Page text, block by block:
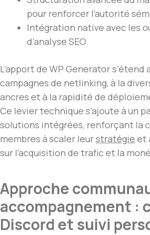
pour renforcer l’autorité
Intégration native avec les
d’analyse SEO
L’apport de WP Generator s’étend
campagnes de netlinking, à la
ancres et à la rapidité de
Ce levier technique s’ajoute à un
solutions intégrées, renforçant la
membres à scaler leurstratégie et
sur l’acquisition de trafic et la
Approche
accompagnement :
Discord et suivi